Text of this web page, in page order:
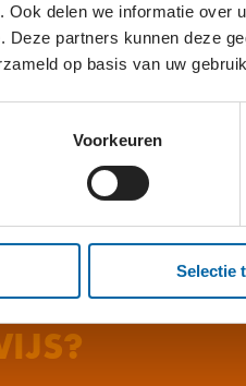
Ook delen we informatie
Deze partners kunnen deze
op basis van uw
Voorkeuren
Selectie